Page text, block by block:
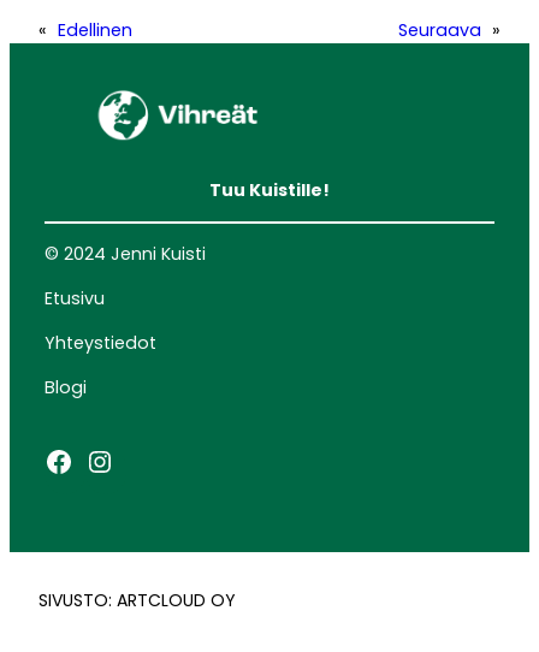
« Edellinen Seuraava »
Tuu Kuistille!
© 2024 Jenni Kuisti
Etusivu
Yhteystiedot
Blogi
Facebook Instagram
SIVUSTO: ARTCLOUD OY